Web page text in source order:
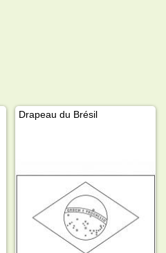
Drapeau du Brésil